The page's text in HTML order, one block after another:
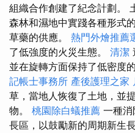
組織合作創建了紀念計劃。
森林和濕地中實踐各種形式
草藥的供應。 熱門外燴推薦
了低強度的火災生態。 清潔
並在旋轉方面保持了低密度
記帳士事務所 產後護理之家
草，當地人恢復了土地，並
物。 桃園除白蟻推薦 一種
長區，以鼓勵新的周期新生